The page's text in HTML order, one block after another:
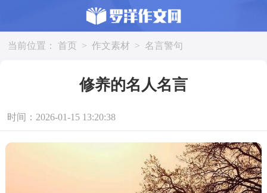
当前位置： 首页 > 作文素材 > 名言警句
修养的名人名言
时间：2026-01-15 13:20:38